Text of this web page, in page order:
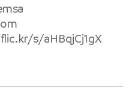
s/aHBqjCj1gX